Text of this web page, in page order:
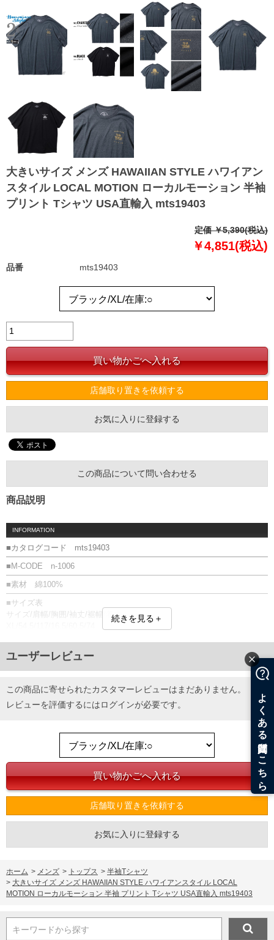
大きいサイズ メンズ HAWAIIAN STYLE ハワイアン
スタイル LOCAL MOTION ローカルモーション 半袖
プリント Tシャツ USA直輸入 mts19403
定価 ￥5,390(税込)
￥4,851(税込)
品番 mts19403
店舗取り置きを依頼する
お気に入りに登録する
この商品について問い合わせる
商品説明
INFORMATION
■カタログコード mts19403
■M-CODE n-1006
■素材 綿100%
■サイズ表
サイズ/肩幅/胸囲/袖丈/裾幅/着丈
3XL/67/140/22/71/83
単位はcm
返品交換希望の方は、商品到着後1週間以内にご連絡ください。
下着(肌着)やワイシャツは商品の性質上、返品交換不可とさせて頂いております。予め
ご了承くださいませ。
裾上げ料金は500円+税となります。
備考欄に股下●cmとご記入下さい。（裾上げ無料対象商品は1本につき税込6,000円以
出荷まで約1週間～20日間程お時間を頂く場合がございます。
尚、裾上げした商品は返品・交換不可となりますので、予めご了承下さい。
一部、お直しに対応出来ない商品がございます。(例：裾にファスナーや調節ひもが付
いている、極端なデザインが施されている等)
※商品によって若干のサイズの誤差がございます。また、お客様がご使用の環境（コ
※当店での掲載商品は、実店鋪と在庫を共用しておりますので店頭での売り違い、店
舗からのお取り寄せ等により、お客様にご迷惑をお掛けしてしまう場合がございま
連絡させて頂きますので予めご了承ください。
ITEM INTRODUCTION
続きを見る＋
ユーザーレビュー
この商品に寄せられたカスタマーレビューはまだありません。
レビューを評価するにはログインが必要です。
店舗取り置きを依頼する
お気に入りに登録する
ホーム > メンズ > トップス > 半袖Tシャツ
> 大きいサイズ メンズ HAWAIIAN STYLE ハワイアンスタイル LOCAL
MOTION ローカルモーション 半袖 プリント Tシャツ USA直輸入 mts19403
キーワードから探す